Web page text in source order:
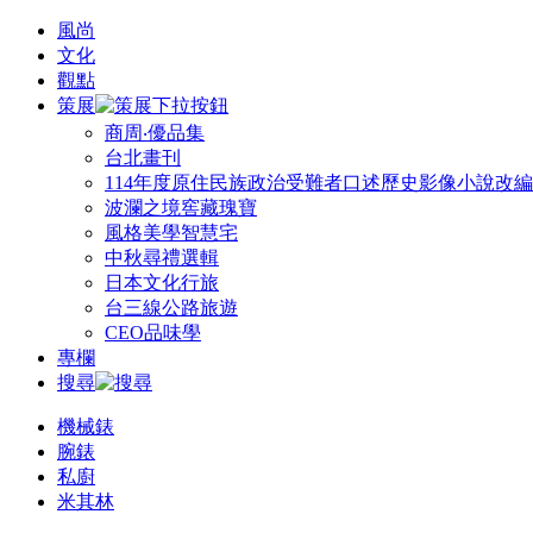
風尚
文化
觀點
策展
商周‧優品集
台北畫刊
114年度原住民族政治受難者口述歷史影像小說改
波瀾之境窖藏瑰寶
風格美學智慧宅
中秋尋禮選輯
日本文化行旅
台三線公路旅遊
CEO品味學
專欄
搜尋
機械錶
腕錶
私廚
米其林